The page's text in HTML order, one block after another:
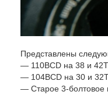
Представлены
— 110BCD на 38 и 42Т
— 104BCD на 30 и
— Старое 3-болтовое